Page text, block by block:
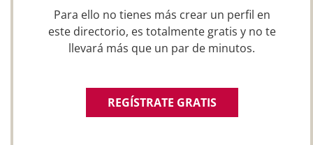
Para ello no tienes más crear un perfil en
este directorio, es totalmente gratis y no te
llevará más que un par de minutos.
REGÍSTRATE GRATIS